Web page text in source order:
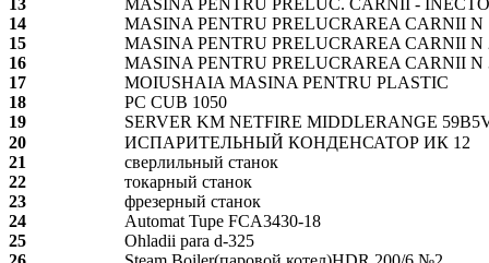
14
MASINA PENTRU PRELUCRAREA CARNII N
15
MASINA PENTRU PRELUCRAREA CARNII N
16
MASINA PENTRU PRELUCRAREA CARNII N
17
MOIUSHAIA MASINA PENTRU PLASTIC
18
PC CUB 1050
19
SERVER KM NETFIRE MIDDLERANGE
20
ИСПАРИТЕЛЬНЫЙ КОНДЕНСАТОР ИК 12
21
сверлильный станок
22
токарный станок
23
фрезерный станок
24
Automat Tupe FCA3430-18
25
Ohladii para d-325